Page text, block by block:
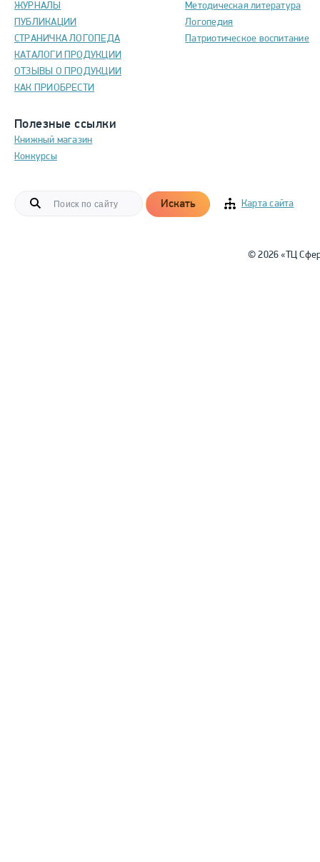
ЖУРНАЛЫ
ПУБЛИКАЦИИ
СТРАНИЧКА ЛОГОПЕДА
КАТАЛОГИ ПРОДУКЦИИ
ОТЗЫВЫ О ПРОДУКЦИИ
КАК ПРИОБРЕСТИ
Полезные ссылки
Книжный магазин
Конкурсы
Методическая литература
Логопедия
Патриотическое воспитание
Искать Карта сайта
© 2026 «ТЦ